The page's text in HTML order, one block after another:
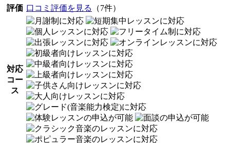
評価 口コミ評価を見る （7件）
対応
コー
ス